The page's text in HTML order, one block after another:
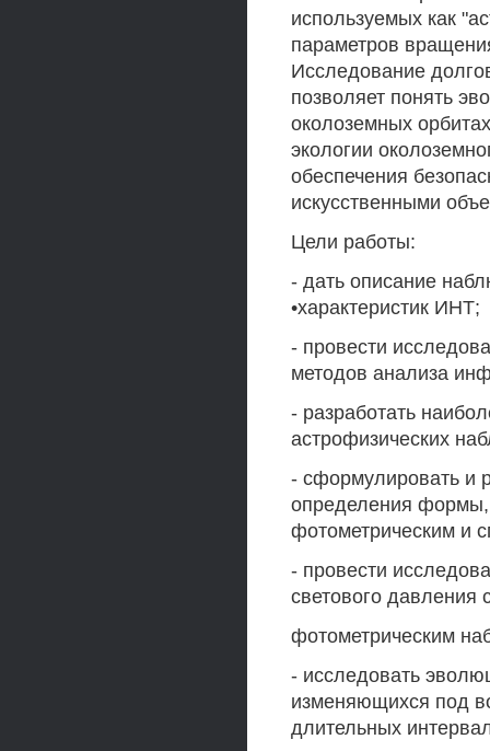
используемых как
параметров
Исследование
позволяет понять
околоземных
экологии
обеспечения
искусственными
Цели работы:
- дать описание
•характеристик ИНТ;
- провести
методов анализа
- разработать
астрофизических
- сформулировать и
определения формы,
фотометрическим и
- провести
светового
фотометрическим
- исследовать
изменяющихся под
длительных